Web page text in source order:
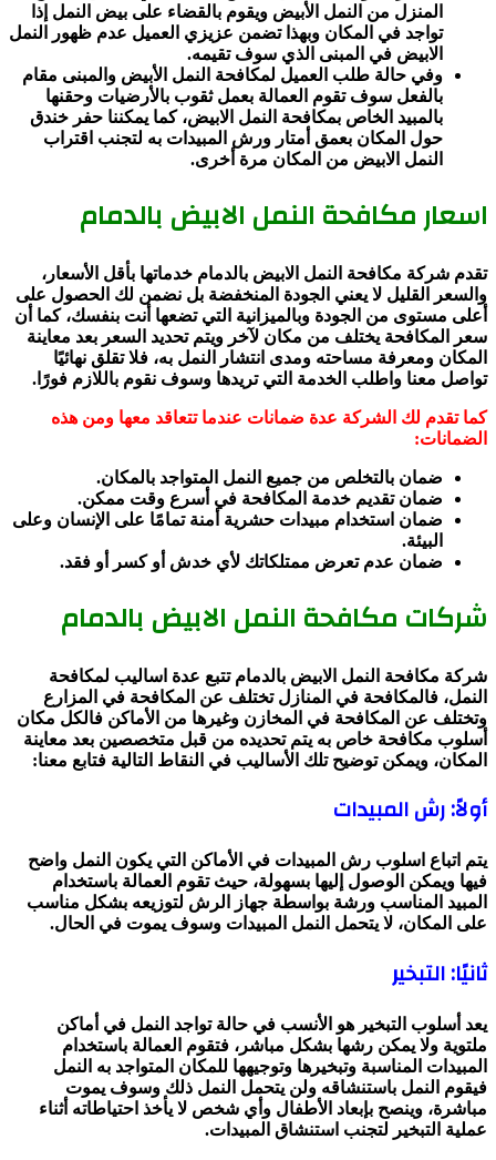
المنزل من النمل الأبيض ويقوم بالقضاء على بيض النمل إذا
تواجد في المكان وبهذا تضمن عزيزي العميل عدم ظهور النمل
الابيض في المبنى الذي سوف تقيمه.
وفي حالة طلب العميل لمكافحة النمل الأبيض والمبنى مقام
بالفعل سوف تقوم العمالة بعمل ثقوب بالأرضيات وحقنها
بالمبيد الخاص بمكافحة النمل الابيض، كما يمكننا حفر خندق
حول المكان بعمق أمتار ورش المبيدات به لتجنب اقتراب
النمل الابيض من المكان مرة أخرى.
اسعار مكافحة النمل الابيض بالدمام
تقدم شركة مكافحة النمل الابيض بالدمام خدماتها بأقل الأسعار،
والسعر القليل لا يعني الجودة المنخفضة بل نضمن لك الحصول على
أعلى مستوى من الجودة وبالميزانية التي تضعها أنت بنفسك، كما أن
سعر المكافحة يختلف من مكان لآخر ويتم تحديد السعر بعد معاينة
المكان ومعرفة مساحته ومدى انتشار النمل به، فلا تقلق نهائيًا
تواصل معنا واطلب الخدمة التي تريدها وسوف نقوم باللازم فورًا.
كما تقدم لك الشركة عدة ضمانات عندما تتعاقد معها ومن هذه
الضمانات:
ضمان بالتخلص من جميع النمل المتواجد بالمكان.
ضمان تقديم خدمة المكافحة في أسرع وقت ممكن.
ضمان استخدام مبيدات حشرية أمنة تمامًا على الإنسان وعلى
البيئة.
ضمان عدم تعرض ممتلكاتك لأي خدش أو كسر أو فقد.
شركات مكافحة النمل الابيض بالدمام
شركة مكافحة النمل الابيض بالدمام تتبع عدة اساليب لمكافحة
النمل، فالمكافحة في المنازل تختلف عن المكافحة في المزارع
وتختلف عن المكافحة في المخازن وغيرها من الأماكن فالكل مكان
أسلوب مكافحة خاص به يتم تحديده من قبل متخصصين بعد معاينة
المكان، ويمكن توضيح تلك الأساليب في النقاط التالية فتابع معنا:
أولاً: رش المبيدات
يتم اتباع اسلوب رش المبيدات في الأماكن التي يكون النمل واضح
فيها ويمكن الوصول إليها بسهولة، حيث تقوم العمالة باستخدام
المبيد المناسب ورشة بواسطة جهاز الرش لتوزيعه بشكل مناسب
على المكان، لا يتحمل النمل المبيدات وسوف يموت في الحال.
ثانيًا: التبخير
يعد أسلوب التبخير هو الأنسب في حالة تواجد النمل في أماكن
ملتوية ولا يمكن رشها بشكل مباشر، فتقوم العمالة باستخدام
المبيدات المناسبة وتبخيرها وتوجيهها للمكان المتواجد به النمل
فيقوم النمل باستنشاقه ولن يتحمل النمل ذلك وسوف يموت
مباشرة، وينصح بإبعاد الأطفال وأي شخص لا يأخذ احتياطاته أثناء
عملية التبخير لتجنب استنشاق المبيدات.